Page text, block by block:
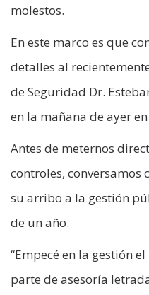
molestos.
En este marco es que
detalles al
de Seguridad Dr.
en la mañana de ayer
Antes de meternos
controles, conversamos
su arribo a la gestión
de un año.
“Empecé en la gestión
parte de asesoría